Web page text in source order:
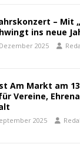
– Mit
ins neue
2025
Am Markt am
Vereine,
2025